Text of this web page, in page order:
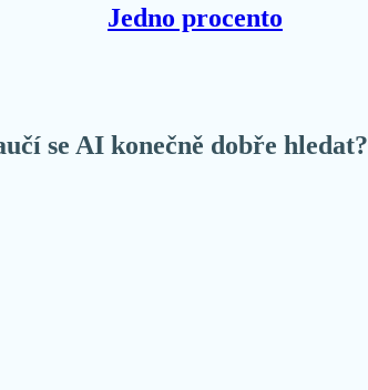
Jedno procento
se AI konečně dobře hledat?